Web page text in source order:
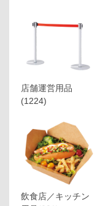
店舗運営用品
(1224)
飲食店／キッチン